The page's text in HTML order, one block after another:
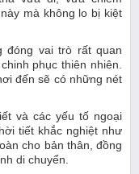
mà không lo bị kiệt
đóng vai trò rất quan
phục thiên nhiên.
đến sẽ có những nét
và các yếu tố ngoại
tiết khắc nghiệt như
cho bản thân, đồng
di chuyển.